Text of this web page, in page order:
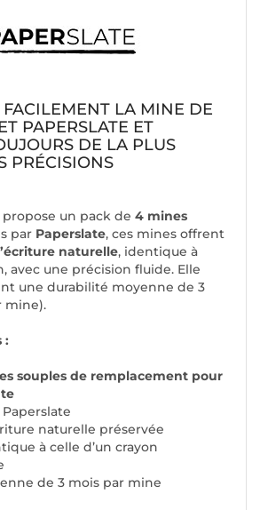
LA MINE DE
PAPERSLATE ET
DE LA PLUS
PRÉCISIONS
propose un pack de 4 mines
par Paperslate, ces mines offrent
naturelle, identique à
avec une précision fluide. Elle
une durabilité moyenne de 3
mine).
:
souples de remplacement pour
naturelle préservée
à celle d’un crayon
de 3 mois par mine